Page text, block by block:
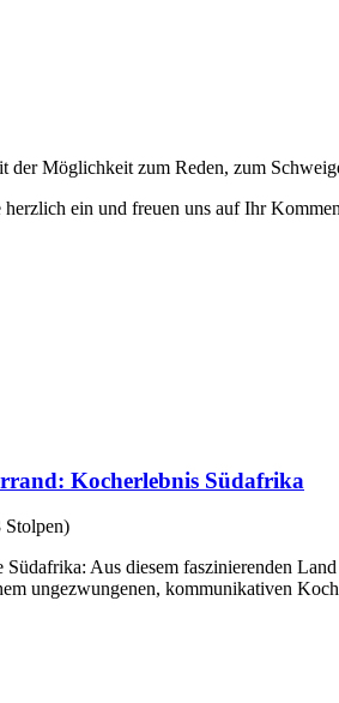
der Möglichkeit zum Reden, zum
ein und freuen uns auf Ihr
Kocherlebnis Südafrika
Stolpen)
Aus diesem faszinierenden
ungezwungenen, kommunikativen